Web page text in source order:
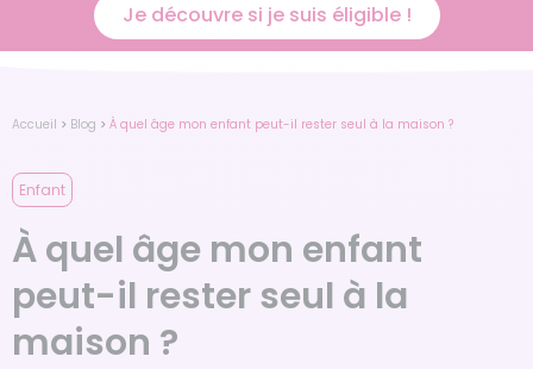
Je découvre si je suis éligible !
Accueil > Blog > À quel âge mon enfant peut-il rester seul à la maison ?
Enfant
À quel âge mon enfant
peut-il rester seul à la
maison ?